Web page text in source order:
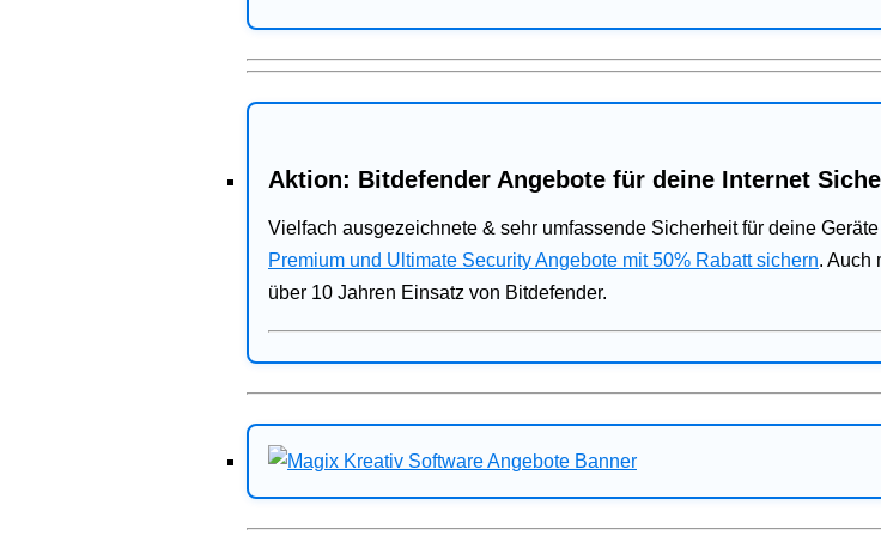
Aktion: Bitdefender Angebote für deine Internet
Vielfach ausgezeichnete & sehr umfassende Sicherheit für deine
Premium und Ultimate Security Angebote mit 50% Rabatt sichern. Auch
über 10 Jahren Einsatz von Bitdefender.